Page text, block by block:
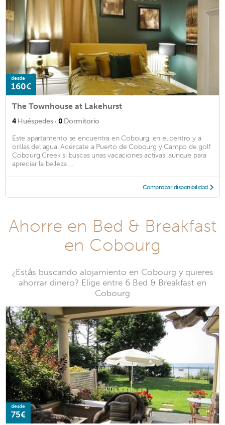
desde
160€
The Townhouse at Lakehurst
4Huéspedes · 0 Dormitorio
Este apartamento se encuentra en Cobourg, en el centro y a
orillas del agua. Acércate a Puerto de Cobourg y Campo de golf
Cobourg Creek si buscas unas vacaciones activas, aunque para
apreciar la belleza ...
Comprobar disponibilidad
Ahorre en Bed & Breakfast
en Cobourg
¿Estás buscando alojamiento en Cobourg y quieres
ahorrar dinero? Elige entre 6 Bed & Breakfast en
Cobourg
desde
75€